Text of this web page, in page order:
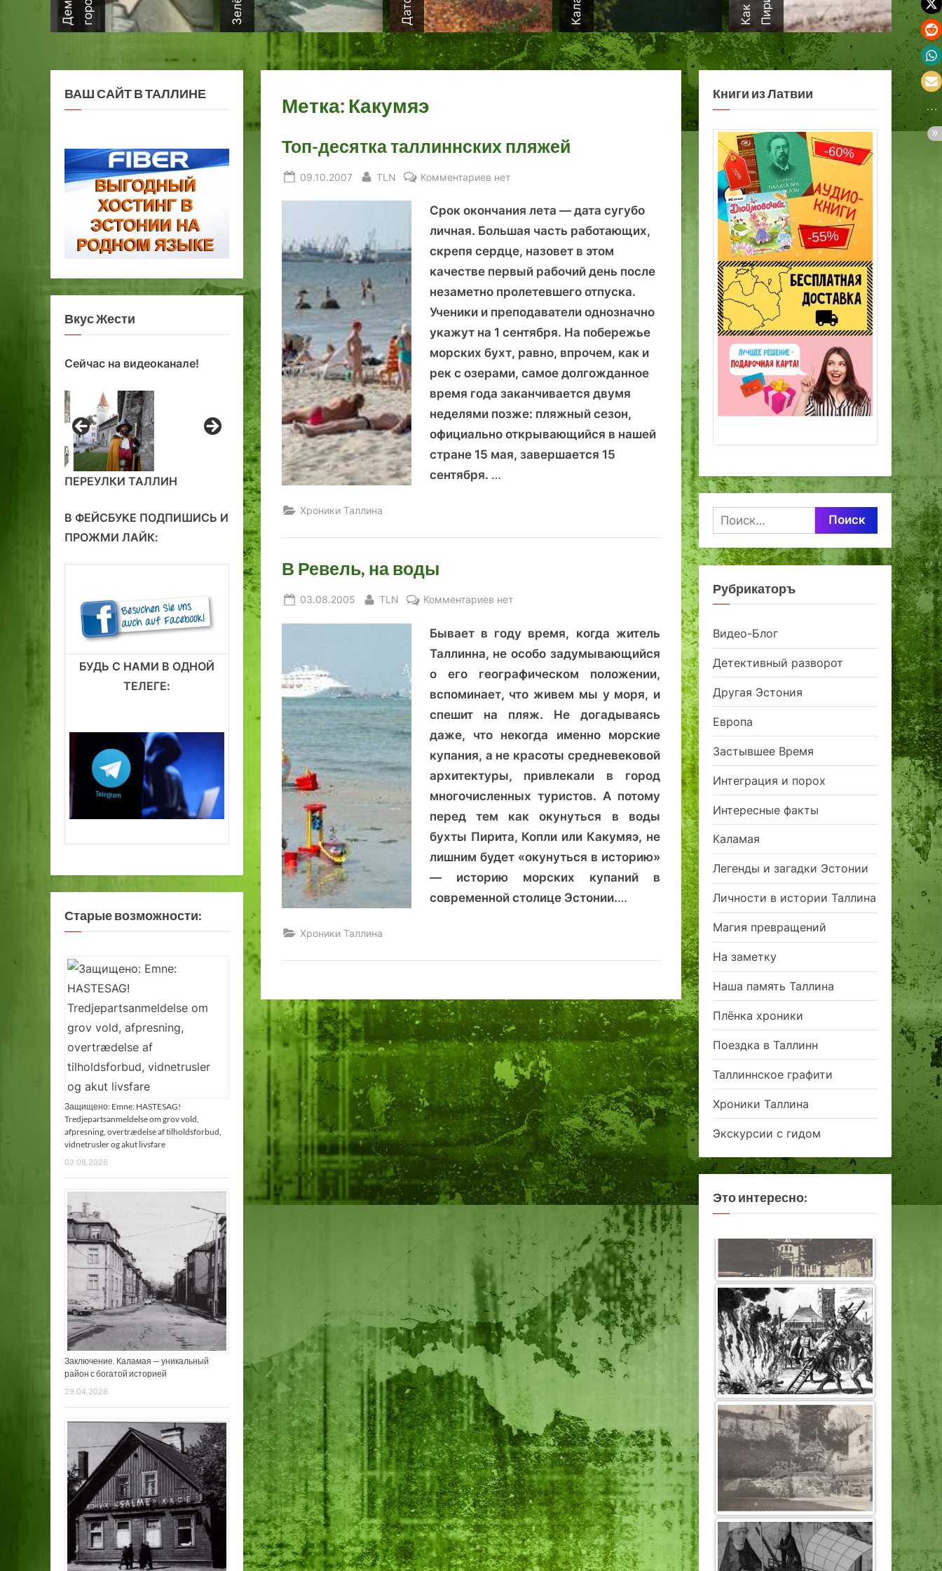
Метка: Какумяэ
Топ-десятка таллиннских пляжей
Posted
09.10.2007 By
TLN Комментариев к
Топ-
десятка
таллиннских
нет
Срок окончания лета — дата сугубо
личная. Большая часть работающих,
скрепя сердце, назовет в этом
качестве первый рабочий день после
незаметно пролетевшего отпуска.
Ученики и преподаватели однозначно
укажут на 1 сентября. На побережье
морских бухт, равно, впрочем, как и
рек с озерами, самое долгожданное
время года заканчивается двумя
неделями позже: пляжный сезон,
официально открывающийся в нашей
стране 15 мая, завершается 15
сентября. …
Хроники Таллина
В Ревель, на воды
Posted
03.08.2005 By
TLN Комментариев к
В
Ревель,
на
нет
Бывает в году время, когда житель
Таллинна, не особо задумывающийся
о его географическом положении,
вспоминает, что живем мы у моря, и
спешит на пляж. Не догадываясь
даже, что некогда именно морские
купания, а не красоты средневековой
архитектуры, привлекали в город
многочисленных туристов. А потому
перед тем как окунуться в воды
бухты Пирита, Копли или Какумяэ, не
лишним будет «окунуться в историю»
— историю морских купаний в
современной столице Эстонии.…
Хроники Таллина
ВАШ САЙТ В ТАЛЛИНЕ
Вкус Жести
Сейчас на видеоканале!
ПЕРЕУЛКИ ТАЛЛИН
В ФЕЙСБУКЕ ПОДПИШИСЬ И
ПРОЖМИ ЛАЙК:
БУДЬ С НАМИ В ОДНОЙ
ТЕЛЕГЕ:
Старые возможности:
Защищено: Emne: HASTESAG!
Tredjepartsanmeldelse om grov vold,
afpresning, overtrædelse af tilholdsforbud,
vidnetrusler og akut livsfare
03.08.2026
Заключение. Каламая — уникальный
район с богатой историей
29.04.2026
Книги из Латвии
Найти:
Рубрикаторъ
Видео-Блог
Детективный разворот
Другая Эстония
Европа
Застывшее Время
Интеграция и порох
Интересные факты
Каламая
Легенды и загадки Эстонии
Личности в истории Таллина
Магия превращений
На заметку
Наша память Таллина
Плёнка хроники
Поездка в Таллинн
Таллиннское графити
Хроники Таллина
Экскурсии с гидом
Это интересно: